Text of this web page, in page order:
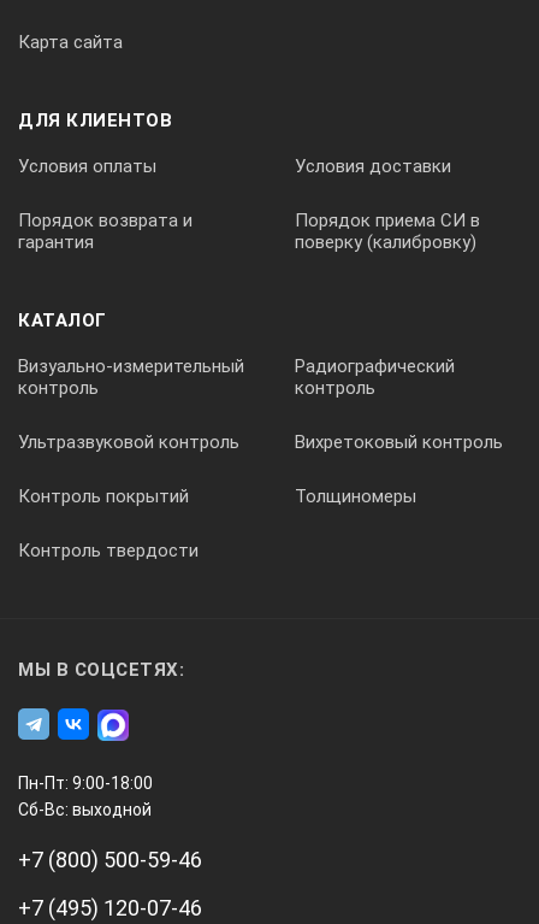
Карта сайта
ДЛЯ КЛИЕНТОВ
Условия оплаты Условия доставки
Порядок возврата и
гарантия
Порядок приема СИ в
поверку (калибровку)
КАТАЛОГ
Визуально-измерительный
контроль
Радиографический
контроль
Ультразвуковой контроль Вихретоковый контроль
Контроль покрытий Толщиномеры
Контроль твердости
МЫ В СОЦСЕТЯХ:
Пн-Пт: 9:00-18:00
Сб-Вс: выходной
+7 (800) 500-59-46
+7 (495) 120-07-46